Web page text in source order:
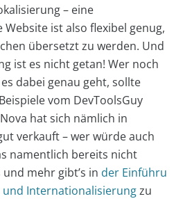
– eine
ist also flexibel genug,
übersetzt zu werden. Und
ist es nicht getan! Wer noch
dabei genau geht, sollte
vom DevToolsGuy
hat sich nämlich in
verkauft – wer würde auch
namentlich bereits nicht
und mehr gibt’s in der Einführu
und Internationalisierungzu